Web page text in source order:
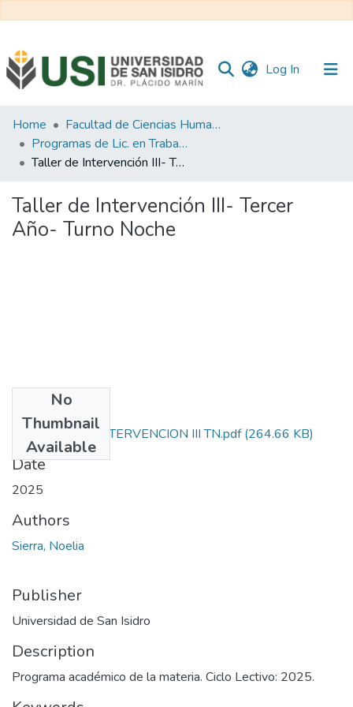
Log In (current)
Communities
&
Collections
Statistics
Home
Facultad de Ciencias Humanas y Sociales
Programas de Lic. en Trabajo Social
Taller de Intervención III- Tercer Año- Turno Noche
Taller de Intervención III- Tercer
Año- Turno Noche
No
Thumbnail
Available
TALLER DE INTERVENCION III TN.pdf(264.66 KB)
Date
2025
Authors
Sierra, Noelia
Publisher
Universidad de San Isidro
Description
Programa académico de la materia. Ciclo Lectivo: 2025.